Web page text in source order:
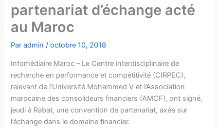
partenariat d’échange acté
au Maroc
Paradmin/octobre 10, 2018
Infomédiaire Maroc – Le Centre interdisciplinaire de
recherche en performance et compétitivité (CIRPEC),
relevant de l’Université Mohammed V et l’Association
marocaine des consolideurs financiers (AMCF), ont signé,
jeudi à Rabat, une convention de partenariat, axée sur
l’échange dans le domaine financier.